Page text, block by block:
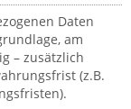
Daten
am
– zusätzlich
(z.B.